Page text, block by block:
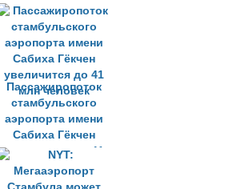
перемещении
Turkish Airlines в
новый аэропорт в
Стамбуле
Пассажиропоток
стамбульского
аэропорта имени
Сабиха Гёкчен
увеличится до 41
млн человек